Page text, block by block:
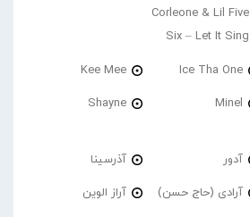
Corleone & Lil Five
Six – Let It Sing
Ice Tha One
Kee Mee
Minel
Shayne
آدور آذرسینا
آرادی (حاج حسن) آراز الوین